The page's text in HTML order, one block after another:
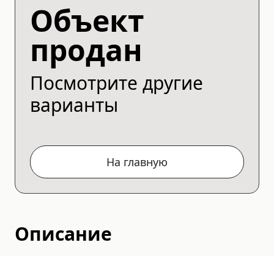
Объект
продан
Посмотрите другие
варианты
На главную
Описание